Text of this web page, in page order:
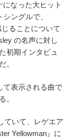
になった大ヒット
ングルで、
ることについて
の名声に対し
初期インタビュ
。
て表示される曲で
。
ていて、レゲエア
Yellowman』に